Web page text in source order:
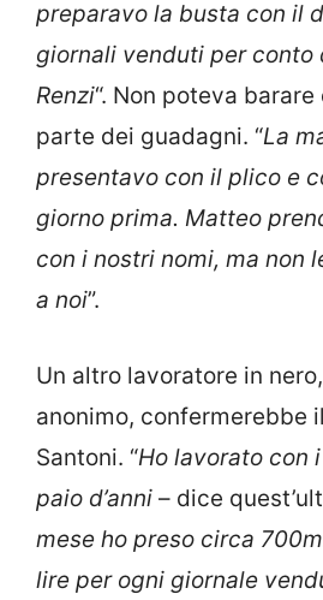
preparavo la busta con il
giornali venduti per conto
Renzi“. Non poteva
parte dei guadagni. “La
presentavo con il plico e
giorno prima. Matteo
con i nostri nomi, ma non
a noi”.
Un altro lavoratore in
anonimo, confermerebbe
Santoni. “Ho lavorato con
paio d’anni – dice
mese ho preso circa
lire per ogni giornale